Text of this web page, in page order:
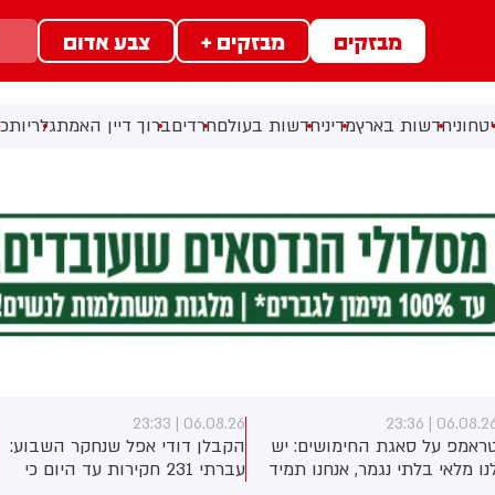
מבזקים מבזקים + צבע אדום
חדשות בארץמדיניחדשות בעולםחרדיםברוך דיין האמתגלריות
06.08.26 |
על סאגת החימושים: יש
מלאי בלתי נגמר, אנחנו תמיד
06.08.26 | 23:33
הקבלן דודי אפל שנחקר השבוע:
עברתי 231 חקירות עד היום כי